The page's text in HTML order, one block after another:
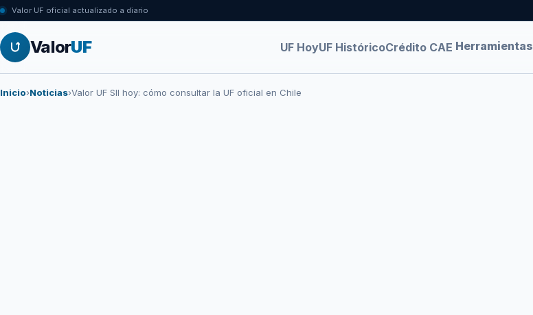
Valor UF oficial actualizado a diario
ValorUF UF HoyUF HistóricoCrédito CAE Herramientas
Inicio›Noticias›Valor UF SII hoy: cómo consultar la UF oficial en Chile